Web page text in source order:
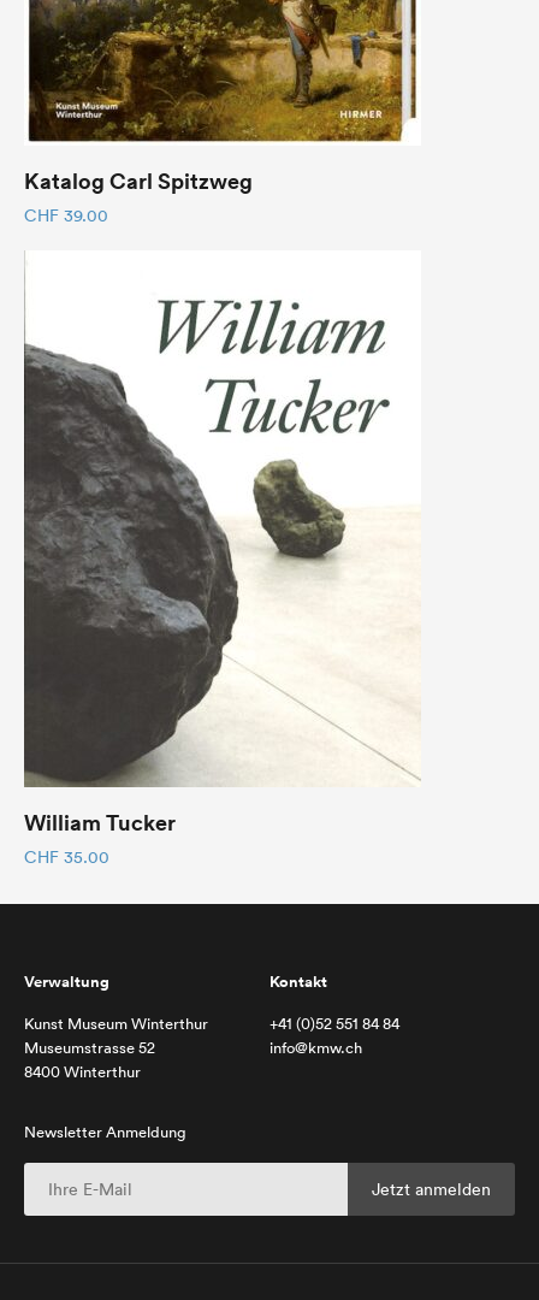
Katalog Carl Spitzweg
CHF 39.00
William Tucker
CHF 35.00
Verwaltung
Kunst Museum Winterthur
Museumstrasse 52
8400 Winterthur
Kontakt
+41 (0)52 551 84 84
info@kmw.ch
Newsletter Anmeldung